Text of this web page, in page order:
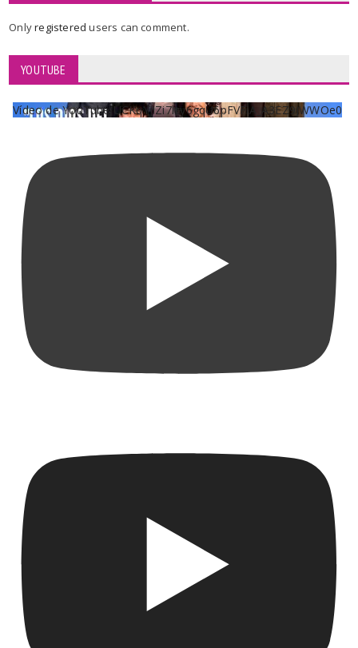
Onlyregisteredusers can comment.
YOUTUBE
Vídeo de YouTube UCKqYjiZi7lzy6gqU6pFVFiA_A3EZ9JWWOe0